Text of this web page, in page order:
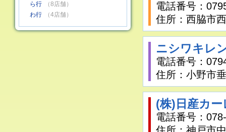
ら行
（8店舗）
わ行
（4店舗）
電話番号：
住所：西脇市
ニシワキレ
電話番号：
住所：小野市
(株)日産カ
電話番号：